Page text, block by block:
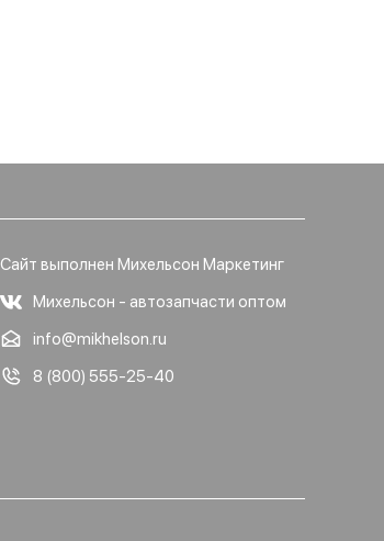
Сайт выполнен Михельсон Маркетинг
Михельсон - автозапчасти оптом
info@mikhelson.ru
8 (800) 555-25-40